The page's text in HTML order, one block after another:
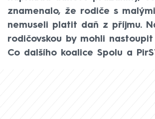
znamenalo, že rodiče s
nemuseli platit daň z příjmu.
rodičovskou by mohli
Co dalšího koalice Spolu a